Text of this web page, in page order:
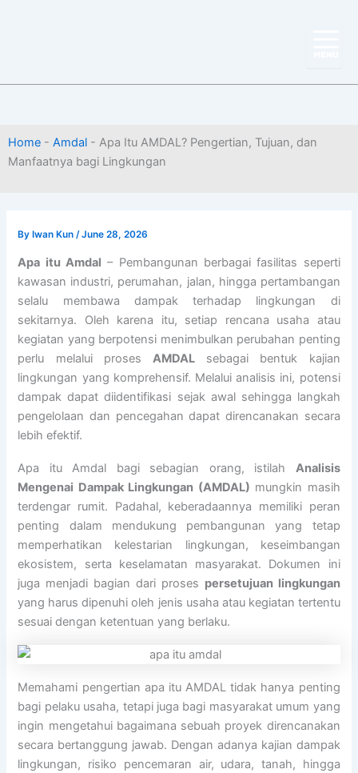
Home - Amdal - Apa Itu AMDAL? Pengertian, Tujuan, dan
Manfaatnya bagi Lingkungan
ByIwan Kun /June 28, 2026
Apa itu Amdal – Pembangunan berbagai fasilitas seperti
kawasan industri, perumahan, jalan, hingga pertambangan
selalu membawa dampak terhadap lingkungan di
sekitarnya. Oleh karena itu, setiap rencana usaha atau
kegiatan yang berpotensi menimbulkan perubahan penting
perlu melalui proses AMDAL sebagai bentuk kajian
lingkungan yang komprehensif. Melalui analisis ini, potensi
dampak dapat diidentifikasi sejak awal sehingga langkah
pengelolaan dan pencegahan dapat direncanakan secara
lebih efektif.
Apa itu Amdal bagi sebagian orang, istilah Analisis
Mengenai Dampak Lingkungan (AMDAL) mungkin masih
terdengar rumit. Padahal, keberadaannya memiliki peran
penting dalam mendukung pembangunan yang tetap
memperhatikan kelestarian lingkungan, keseimbangan
ekosistem, serta keselamatan masyarakat. Dokumen ini
juga menjadi bagian dari proses persetujuan lingkungan
yang harus dipenuhi oleh jenis usaha atau kegiatan tertentu
sesuai dengan ketentuan yang berlaku.
Memahami pengertian apa itu AMDAL tidak hanya penting
bagi pelaku usaha, tetapi juga bagi masyarakat umum yang
ingin mengetahui bagaimana sebuah proyek direncanakan
secara bertanggung jawab. Dengan adanya kajian dampak
lingkungan, risiko pencemaran air, udara, tanah, hingga